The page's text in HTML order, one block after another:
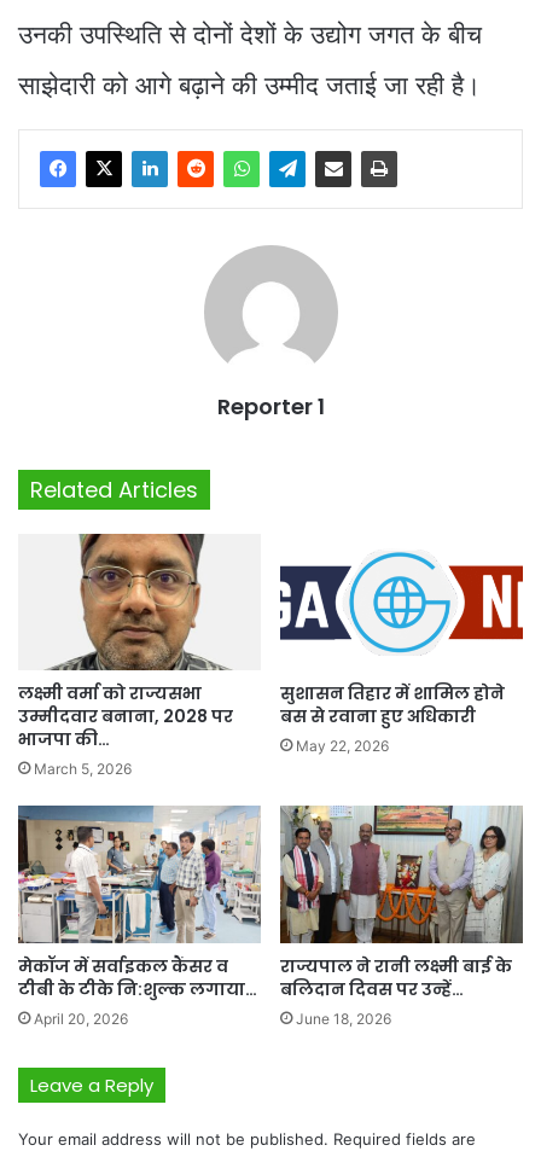
उनकी उपस्थिति से दोनों देशों के उद्योग जगत के बीच
साझेदारी को आगे बढ़ाने की उम्मीद जताई जा रही है।
Reporter 1
Related Articles
लक्ष्मी वर्मा को राज्यसभा
उम्मीदवार बनाना, 2028 पर
भाजपा की…
March 5, 2026
सुशासन तिहार में शामिल होने
बस से रवाना हुए अधिकारी
May 22, 2026
मेकॉज में सर्वाइकल कैंसर व
टीबी के टीके नि:शुल्क लगाया…
April 20, 2026
राज्यपाल ने रानी लक्ष्मी बाई के
बलिदान दिवस पर उन्हें…
June 18, 2026
Leave a Reply
Your email address will not be published. Required fields are